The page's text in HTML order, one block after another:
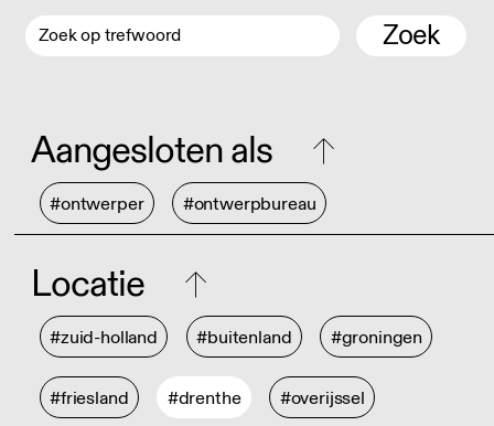
Zoek
Aangesloten als
#ontwerper #ontwerpbureau
Locatie
#zuid-holland #buitenland #groningen
#friesland #drenthe #overijssel